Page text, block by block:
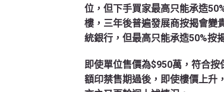
位，但下手買家最高只能承造
樓，三年後普遍發展商按揭會變
統銀行，但最高只能承造50%按
即使單位售價為$950萬，符合按
額印禁售期過後，即使樓價上升